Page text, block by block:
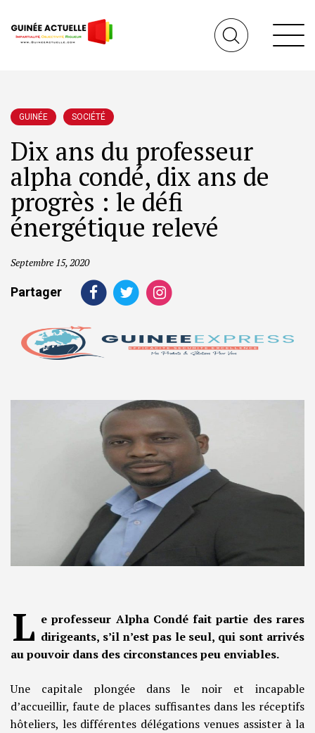
GUINÉE SOCIÉTÉ
Dix ans du professeur
alpha condé, dix ans de
progrès : le défi
énergétique relevé
Septembre 15, 2020
Partager
L e professeur Alpha Condé fait partie des rares
dirigeants, s’il n’est pas le seul, qui sont arrivés
au pouvoir dans des circonstances peu enviables.
Une capitale plongée dans le noir et incapable
d’accueillir, faute de places suffisantes dans les réceptifs
hôteliers, les différentes délégations venues assister à la